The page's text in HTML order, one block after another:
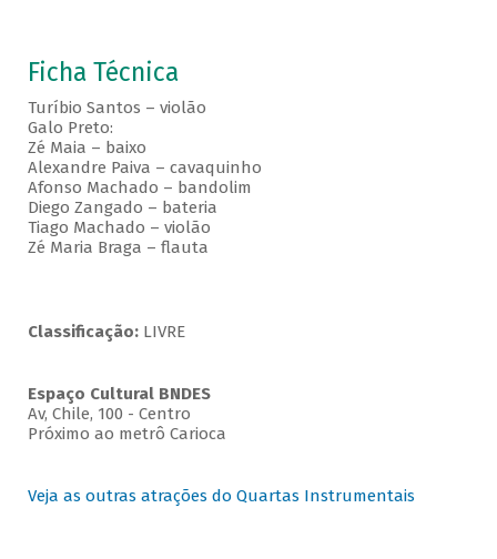
Ficha Técnica
Turíbio Santos – violão
Galo Preto:
Zé Maia – baixo
Alexandre Paiva – cavaquinho
Afonso Machado – bandolim
Diego Zangado – bateria
Tiago Machado – violão
Zé Maria Braga – flauta
Classificação: LIVRE
Espaço Cultural BNDES
Av, Chile, 100 - Centro
Próximo ao metrô Carioca
Veja as outras atrações do Quartas Instrumentais